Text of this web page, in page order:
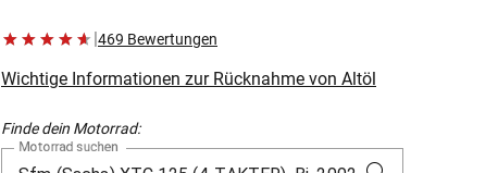
|469 Bewertungen
Wichtige Informationen zur Rücknahme von Altöl
Finde dein Motorrad:
Motorrad suchen